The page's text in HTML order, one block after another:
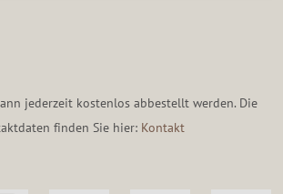
jederzeit kostenlos abbestellt werden. Die
finden Sie hier: Kontakt